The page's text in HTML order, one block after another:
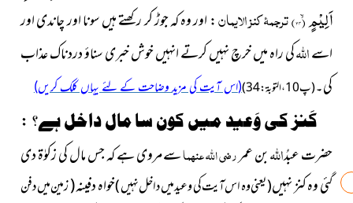
اَلِیْمٍۙ (۳۴) ترجمۂ کنز الایمان: اور وہ کہ جوڑ کر رکھتے ہیں سونا اور چاندی اور
اسےاللہکی راہ میں خرچ نہیں کرتے انہیں خوش خبری سناؤ دردناک عذاب
کی۔( پ10 ، التوبۃ : 34 ) (اس آیت کی مزید وضاحت کے لئے یہاں کلک کریں)
کَنز کی وَعید میں کون سا مال داخل ہے؟:
حضرت عبدُاللہبن عمررضی اللہ عنہماسے مروی ہے کہ جس مال کی زکوٰۃ دی
گئی وہ کنز نہیں( یعنی وہ اس آیت کی وعید میں داخل نہیں )خواہ دفینہ (زمین میں دفن